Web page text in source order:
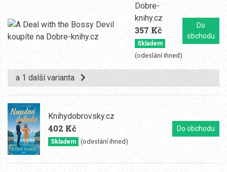
Dobre-
knihy.cz
357 Kč
Skladem
(odeslání ihned)
Do
obchodu
a 1 další varianta
Knihydobrovsky.cz
402 Kč
Skladem (odeslání ihned)
Do obchodu